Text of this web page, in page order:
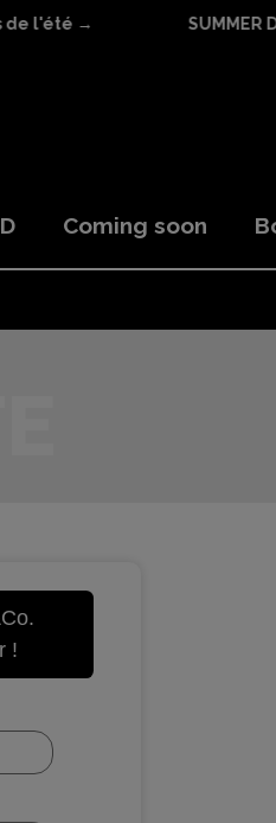
de l'été → SUMMER
Coming soon
!